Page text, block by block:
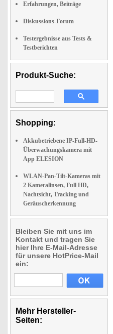
Erfahrungen, Beiträge
Diskussions-Forum
Testergebnisse aus Tests &
Testberichten
Produkt-Suche:
Shopping:
Akkubetriebene IP-Full-HD-
Überwachungskamera mit
App ELESION
WLAN-Pan-Tilt-Kameras mit
2 Kameralinsen, Full HD,
Nachtsicht, Tracking und
Geräuscherkennung
Bleiben Sie mit uns im
Kontakt und tragen Sie
hier Ihre E-Mail-Adresse
für unsere HotPrice-Mail
ein:
Mehr Hersteller-
Seiten: